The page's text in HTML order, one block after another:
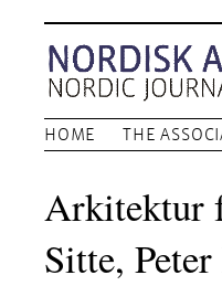
HOME THE
Arkitektur
Sitte,